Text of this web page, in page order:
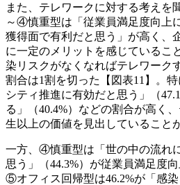
また、テレワークに対する考え
～④慎重型は「従業員満足度向上
獲得面で有利だと思う」が高く、
に一定のメリットを感じているこ
染リスクがなくなればテレワーク
割合は1割を切った【図表11】。
シティ推進に有効だと思う」（
る」（40.4%）などの割合が高く
生以上の価値を見出していること
一方、④慎重型は「世の中の流れ
思う」（44.3%）が従業員満足度
⑤オフィス回帰型は46.2%が「感